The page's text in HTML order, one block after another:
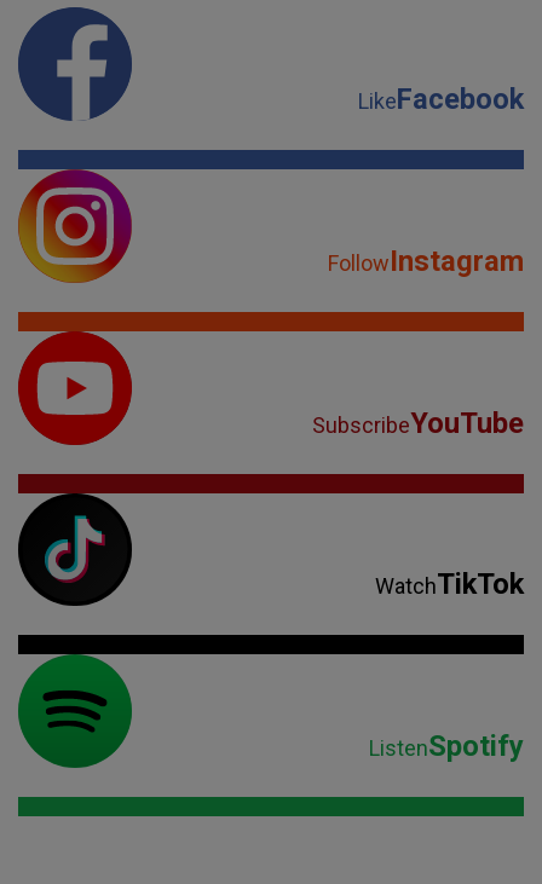
LikeFacebook
FollowInstagram
SubscribeYouTube
WatchTikTok
ListenSpotify